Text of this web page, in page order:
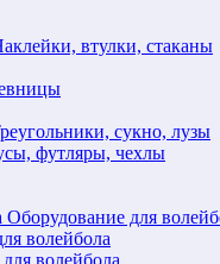
втулки, стаканы
сукно, лузы
футляры, чехлы
Оборудование для
волейбола
волейбола